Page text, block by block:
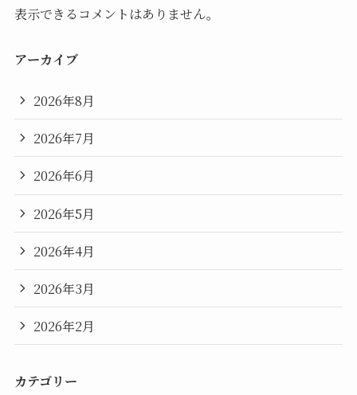
表示できるコメントはありません。
アーカイブ
2026年8月
2026年7月
2026年6月
2026年5月
2026年4月
2026年3月
2026年2月
カテゴリー